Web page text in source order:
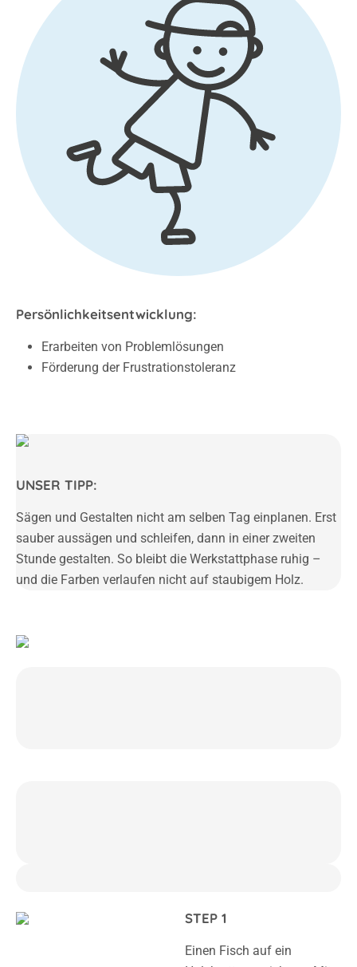
Persönlichkeitsentwicklung:
Erarbeiten von Problemlösungen
Förderung der Frustrationstoleranz
UNSER TIPP:
Sägen und Gestalten nicht am selben Tag einplanen. Erst
sauber aussägen und schleifen, dann in einer zweiten
Stunde gestalten. So bleibt die Werkstattphase ruhig –
und die Farben verlaufen nicht auf staubigem Holz.
STEP 1
Einen Fisch auf ein